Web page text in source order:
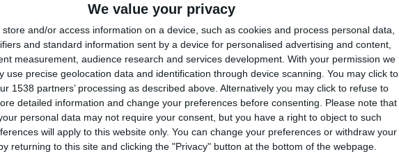
We value your privacy
store and/or access information on a device, such as cookies and process personal data,
and standard information sent by a device for personalised advertising and content,
measurement, audience research and services development. With your permission we
use precise geolocation data and identification through device scanning. You may click to
1538 partners’ processing as described above. Alternatively you may click to refuse to
detailed information and change your preferences before consenting.
Please note that
personal data may not require your consent, but you have a right to object to such
will apply to this website only. You can change your preferences or withdraw your
returning to this site and clicking the "Privacy" button at the bottom of the webpage.
Centenario
143962
10
karawankenwolf
143161
11
edurod22
142574
12
RUYDIAZ
142126
13
albamancha
142124
14
TNT
142101
🇺🇸 We noticed you’re visiting from
an English-speaking country
Join our American version now and be among
the firsts to submit your score on our
leaderboards!